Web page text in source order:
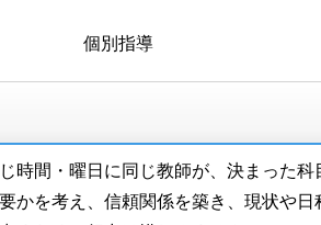
時間・曜日に同じ教師が、決まった
かを考え、信頼関係を築き、現状や